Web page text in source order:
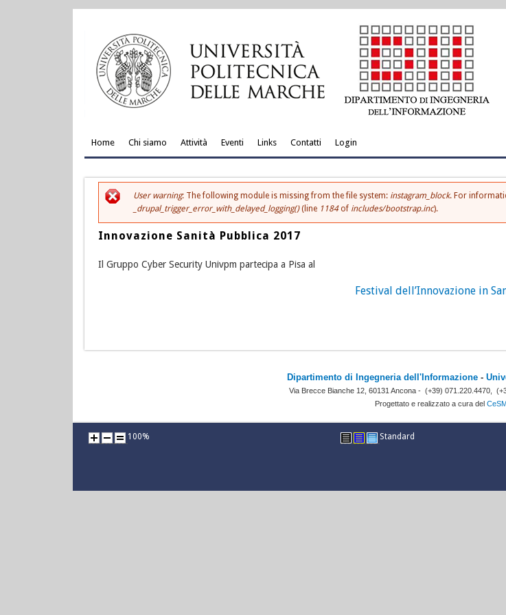
Home Chi siamo Attività Eventi Links Contatti Login
Messaggio di errore
User warning: The following module is missing from the file system: instagram_block. For
_drupal_trigger_error_with_delayed_logging()(line 1184of includes/bootstrap.inc).
Innovazione Sanità Pubblica 2017
Il Gruppo Cyber Security Univpm partecipa a Pisa al
Festival dell’Innovazione in
Dipartimento di Ingegneria dell'Informazione -
Via Brecce Bianche 12, 60131 Ancona - (+39) 071.220.4470,
Progettato e realizzato a cura del
100%
Standard